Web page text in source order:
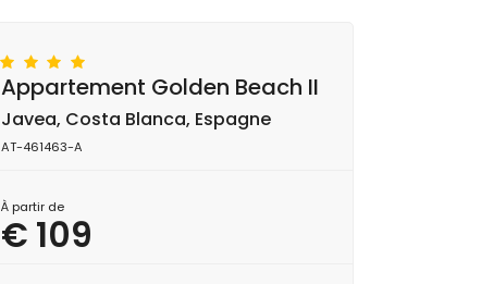
Appartement Golden Beach II
Javea, Costa Blanca, Espagne
AT-461463-A
À partir de
€ 109